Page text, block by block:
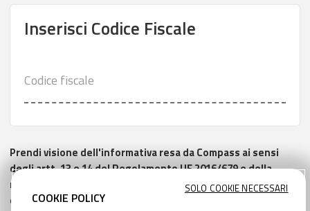
Inserisci Codice Fiscale
Codice fiscale
Prendi visione dell'informativa resa da Compass ai sensi
degli artt. 13 e 14 del Regolamento UE 2016/679 e della
normativa nazionale vigente in materia di protezione dei
dati personaliqui scaricabile
COOKIE POLICY
SOLO COOKIE NECESSARI